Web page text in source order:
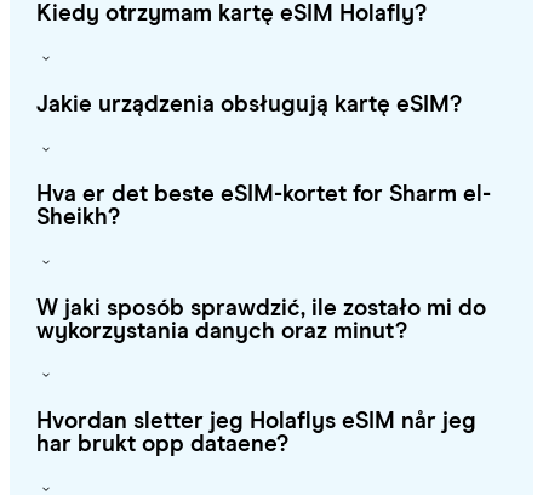
Kiedy otrzymam kartę eSIM Holafly?
Jakie urządzenia obsługują kartę eSIM?
Hva er det beste eSIM-kortet for Sharm el-
Sheikh?
W jaki sposób sprawdzić, ile zostało mi do
wykorzystania danych oraz minut?
Hvordan sletter jeg Holaflys eSIM når jeg
har brukt opp dataene?